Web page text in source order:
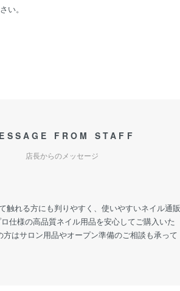
い。
FROM STAFF
店長からのメッセージ
触れる方にも判りやすく、使いやすいネイル通販
仕様の高品質ネイル用品を安心してご購入いた
方はサロン用品やオープン準備のご相談も承って